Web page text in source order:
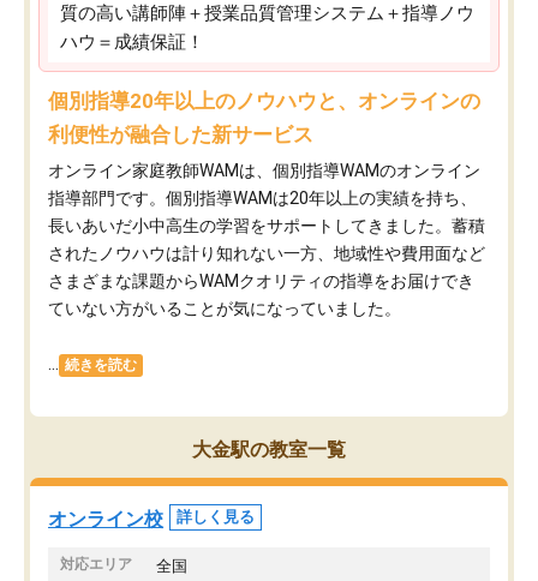
質の高い講師陣＋授業品質管理システム＋指導ノウ
ハウ＝成績保証！
個別指導20年以上のノウハウと、オンラインの
利便性が融合した新サービス
オンライン家庭教師WAMは、個別指導WAMのオンライン
指導部門です。個別指導WAMは20年以上の実績を持ち、
長いあいだ小中高生の学習をサポートしてきました。蓄積
されたノウハウは計り知れない一方、地域性や費用面など
さまざまな課題からWAMクオリティの指導をお届けでき
ていない方がいることが気になっていました。
続きを読む
大金駅の教室一覧
オンライン校 詳しく見る
対応エリア 全国